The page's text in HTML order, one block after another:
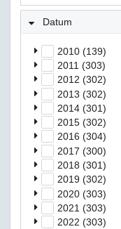
Datum
2010 (139)
2011 (303)
2012 (302)
2013 (302)
2014 (301)
2015 (302)
2016 (304)
2017 (300)
2018 (301)
2019 (302)
2020 (303)
2021 (303)
2022 (303)